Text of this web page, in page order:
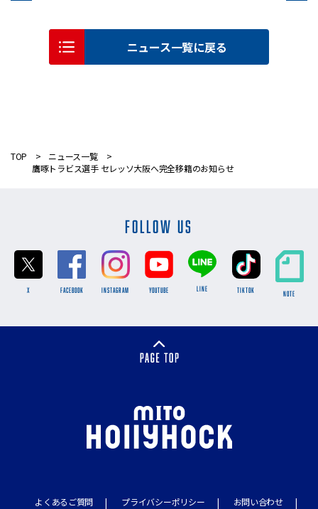
ニュース一覧に戻る
TOP
ニュース一覧
鷹啄トラビス選手 セレッソ大阪へ完全移籍のお知らせ
FOLLOW US
X FACEBOOK INSTAGRAM YOUTUBE LINE TikTok NOTE
よくあるご質問 プライバシーポリシー
お問い合わせ